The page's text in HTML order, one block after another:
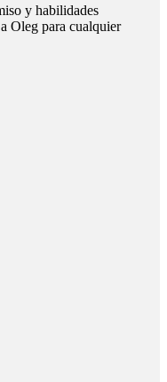
y habilidades
Oleg para cualquier